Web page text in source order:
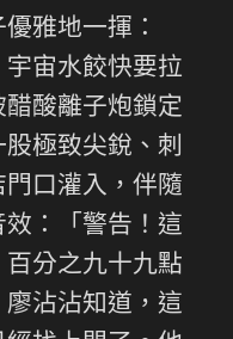
雅地一揮：
宇宙水餃快要拉
酸離子炮鎖定
極致尖銳、刺
門口灌入，伴隨
：「警告！這
分之九十九點
沾沾知道，這